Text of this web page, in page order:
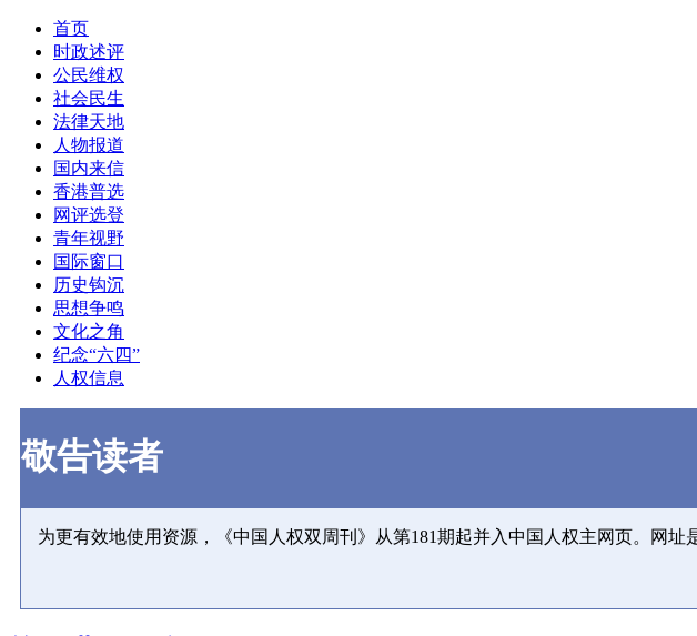
首页
时政述评
公民维权
社会民生
法律天地
人物报道
国内来信
香港普选
网评选登
青年视野
国际窗口
历史钩沉
思想争鸣
文化之角
纪念“六四”
人权信息
敬告读者
为更有效地使用资源，《中国人权双周刊》从第181期起并入中国人权主网页。网址